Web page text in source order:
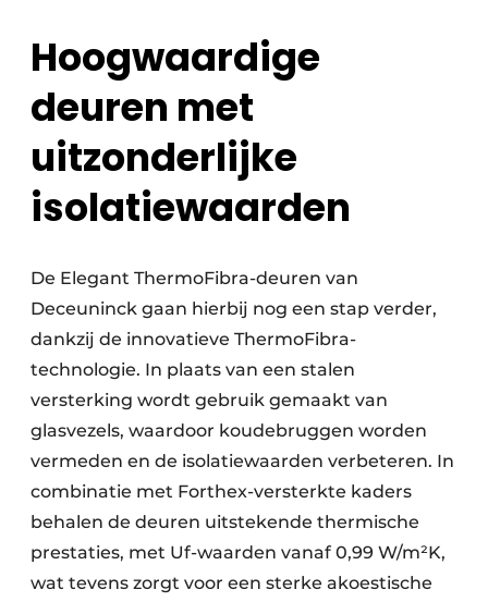
Hoogwaardige
deuren met
uitzonderlijke
isolatiewaarden
De Elegant ThermoFibra-deuren van
Deceuninck gaan hierbij nog een stap verder,
dankzij de innovatieve ThermoFibra-
technologie. In plaats van een stalen
versterking wordt gebruik gemaakt van
glasvezels, waardoor koudebruggen worden
vermeden en de isolatiewaarden verbeteren. In
combinatie met Forthex-versterkte kaders
behalen de deuren uitstekende thermische
prestaties, met Uf-waarden vanaf 0,99 W/m²K,
wat tevens zorgt voor een sterke akoestische